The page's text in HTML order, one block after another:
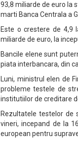
93,8 miliarde de euro la
marti Banca Centrala a
Este o crestere de 4,9
miliarde de euro, la
Bancile elene sunt
piata interbancara, din
Luni, ministrul elen de
probleme testele de
institutiilor de creditare
Rezultatele testelor de
vineri, incepand de la
european pentru